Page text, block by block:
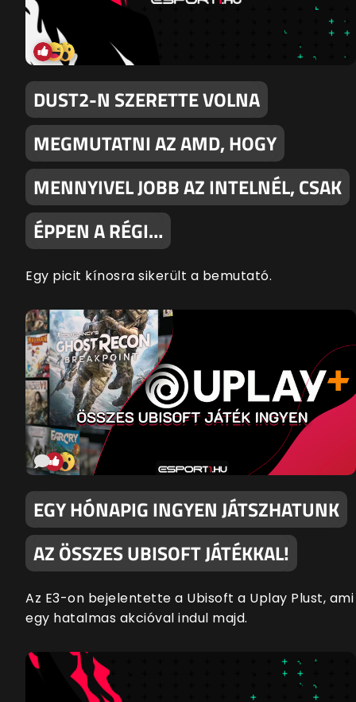
DUST2-N SZERETTE VOLNA
MEGMUTATNI AZ AMD, HOGY
MENNYIVEL JOBB AZ INTELNÉL, CSAK
ÉPPEN A RÉGI…
Egy picit kínosra sikerült a bemutató.
EGY HÓNAPIG INGYEN JÁTSZHATUNK
AZ ÖSSZES UBISOFT JÁTÉKKAL!
Az E3-on bejelentette a Ubisoft a Uplay Plust, ami
egy hatalmas akcióval indul majd.